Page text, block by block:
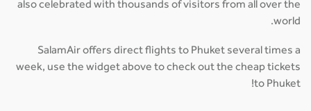
also celebrated with thousands of visitors from all over the
world.
SalamAir offers direct flights to Phuket several times a
week, use the widget above to check out the cheap tickets
to Phuket!